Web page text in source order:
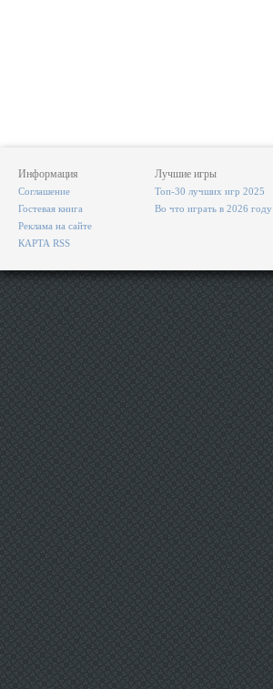
Информация
Соглашение
Гостевая книга
Реклама на сайте
КАРТА RSS
Лучшие игры
Топ-30 лучших игр 2025
Во что играть в 2026 году